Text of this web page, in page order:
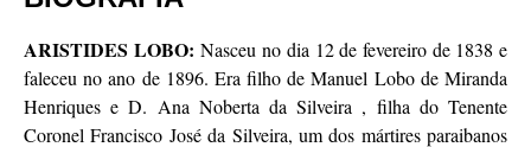
ARISTIDES LOBO:Nasceu no dia 12 de fevereiro de 1838 e
faleceu no ano de 1896. Era filho de Manuel Lobo de Miranda
Henriques e D. Ana Noberta da Silveira , filha do Tenente
Coronel Francisco José da Silveira, um dos mártires paraibanos